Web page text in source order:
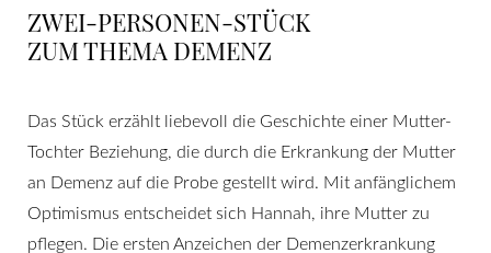
ZWEI-PERSONEN-STÜCK
ZUM THEMA DEMENZ
Das Stück erzählt liebevoll die Geschichte einer Mutter-
Tochter Beziehung, die durch die Erkrankung der Mutter
an Demenz auf die Probe gestellt wird. Mit anfänglichem
Optimismus entscheidet sich Hannah, ihre Mutter zu
pflegen. Die ersten Anzeichen der Demenzerkrankung